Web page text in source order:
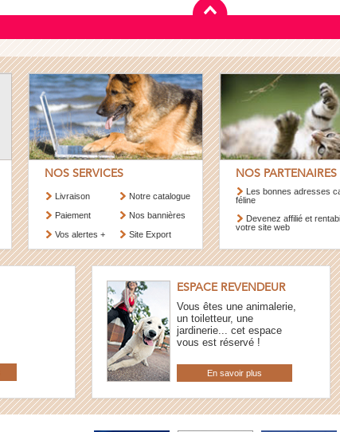
NOS SERVICES
Livraison
Paiement
Vos alertes +
Notre catalogue
Nos bannières
Site Export
NOS PARTENAIRES
Les bonnes adresses
féline
Devenez affilié et
votre site web
ESPACE REVENDEUR
Vous êtes une animalerie,
un toiletteur, une
jardinerie... cet espace
vous est réservé !
En savoir plus